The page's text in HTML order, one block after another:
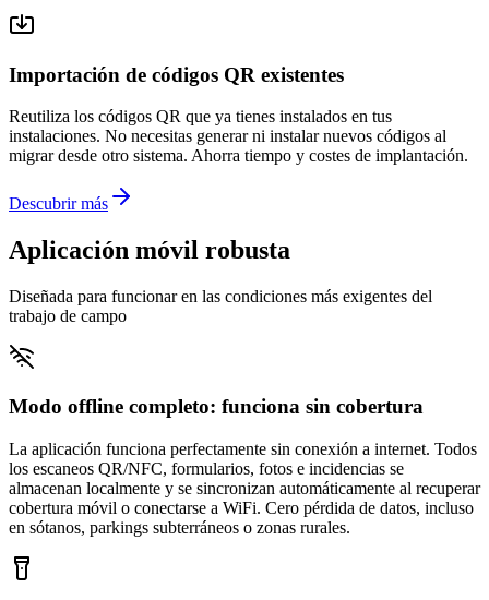
Importación de códigos QR existentes
Reutiliza los códigos QR que ya tienes instalados en tus
instalaciones. No necesitas generar ni instalar nuevos códigos al
migrar desde otro sistema. Ahorra tiempo y costes de implantación.
Descubrir más
Aplicación móvil robusta
Diseñada para funcionar en las condiciones más exigentes del
trabajo de campo
Modo offline completo: funciona sin cobertura
La aplicación funciona perfectamente sin conexión a internet. Todos
los escaneos QR/NFC, formularios, fotos e incidencias se
almacenan localmente y se sincronizan automáticamente al recuperar
cobertura móvil o conectarse a WiFi. Cero pérdida de datos, incluso
en sótanos, parkings subterráneos o zonas rurales.